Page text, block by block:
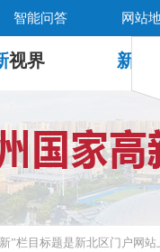
智能问答 网站
视界 新